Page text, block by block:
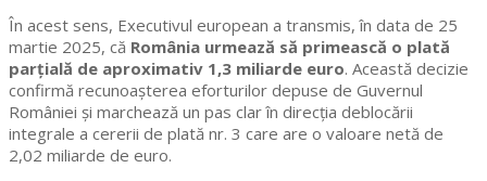
În acest sens, Executivul european a transmis, în data de 25
martie 2025, că România urmează să primească o plată
parțială de aproximativ 1,3 miliarde euro. Această decizie
confirmă recunoașterea eforturilor depuse de Guvernul
României și marchează un pas clar în direcția deblocării
integrale a cererii de plată nr. 3 care are o valoare netă de
2,02 miliarde de euro.